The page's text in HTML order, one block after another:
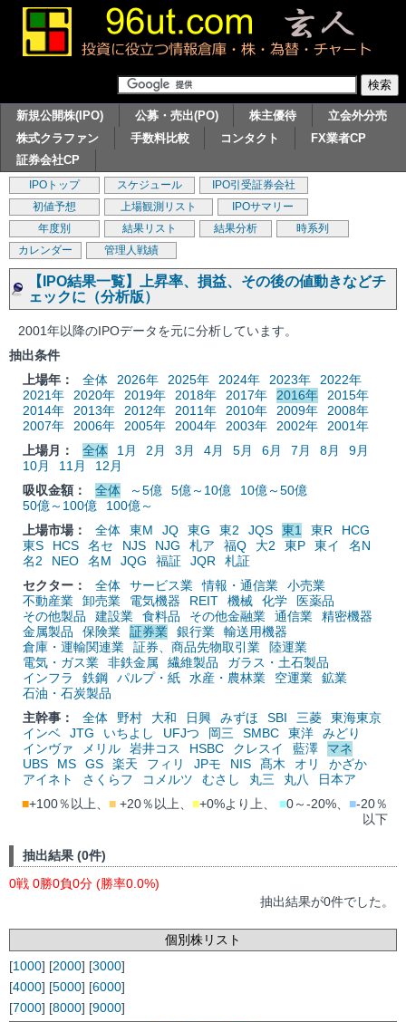
新規公開株(IPO) 公募・売出(PO) 株主優待
立会外分売
株式クラファン
手数料比較 コンタクト
FX業者CP
証券会社CP
IPOトップ スケジュール
IPO引受証券会社
初値予想
上場観測リスト
IPOサマリー
年度別
結果リスト 結果分析
時系列
カレンダー
管理人戦績
【IPO結果一覧】上昇率、損益、その後の値動きなどチ
ェックに（分析版）
2001年以降のIPOデータを元に分析しています。
抽出条件
上場年：
全体 2026年 2025年 2024年 2023年
2022年
2021年
2020年 2019年 2018年 2017年 2016年
2015年
2014年
2013年 2012年 2011年 2010年 2009年
2008年
2007年
2006年 2005年 2004年 2003年 2002年
2001年
上場月：
全体 1月 2月 3月 4月 5月 6月 7月 8月
9月
10月
11月
12月
吸収金額：
全体 ～5億 5億～10億
10億～50億
50億～100億
100億～
上場市場：
全体 東M JQ 東G 東2 JQS 東1 東R
HCG
東S
HCS 名セ NJS NJG 札ア 福Q 大2 東P 東イ
名N
名2
NEO 名M JQG 福証 JQR
札証
セクター：
全体 サービス業 情報・通信業
小売業
不動産業
卸売業 電気機器 REIT 機械 化学
医薬品
その他製品
建設業 食料品 その他金融業 通信業
精密機器
金属製品
保険業 証券業 銀行業
輸送用機器
倉庫・運輸関連業
証券、商品先物取引業
陸運業
電気・ガス業
非鉄金属 繊維製品
ガラス・土石製品
インフラ
鉄鋼 パルプ・紙 水産・農林業 空運業
鉱業
石油・石炭製品
主幹事：
全体 野村 大和 日興 みずほ SBI 三菱
東海東京
インベ
JTG いちよし UFJつ 岡三 SMBC 東洋
みどり
インヴァ
メリル 岩井コス HSBC クレスイ 藍澤
マネ
UBS
MS GS 楽天 フィリ JPモ NIS 髙木 オリ
かざか
アイネト
さくらフ コメルツ むさし 丸三 丸八
日本ア
■+100％以上、 ■ +20％以上、 ■+0%より上、 ■0～-20%、 ■-20％
以下
抽出結果 (0件)
0戦 0勝0負0分 (勝率0.0%)
抽出結果が0件でした。
個別株リスト
[1000] [2000] [3000]
[4000] [5000] [6000]
[7000] [8000] [9000]